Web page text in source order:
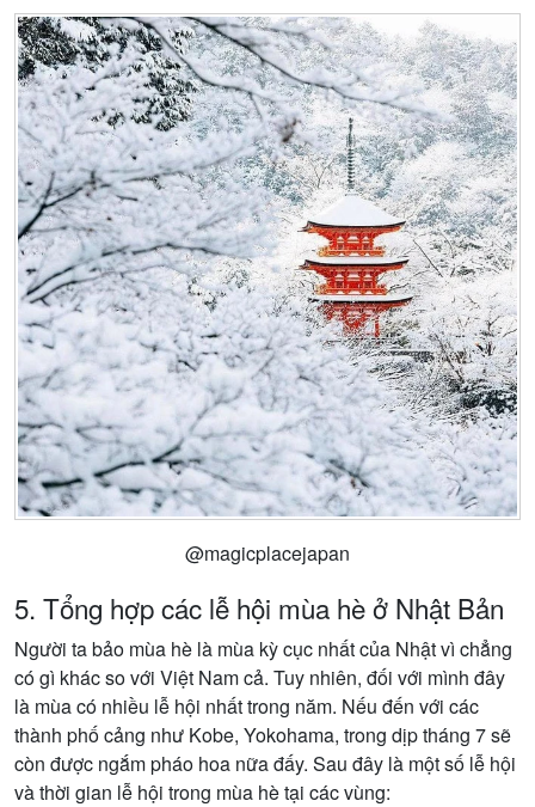
@magicplacejapan
5. Tổng hợp các lễ hội mùa hè ở Nhật Bản
Người ta bảo mùa hè là mùa kỳ cục nhất của Nhật vì chẳng
có gì khác so với Việt Nam cả. Tuy nhiên, đối với mình đây
là mùa có nhiều lễ hội nhất trong năm. Nếu đến với các
thành phố cảng như Kobe, Yokohama, trong dịp tháng 7 sẽ
còn được ngắm pháo hoa nữa đấy. Sau đây là một số lễ hội
và thời gian lễ hội trong mùa hè tại các vùng: